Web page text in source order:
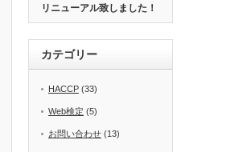
リニューアル致しました！
カテゴリー
HACCP (33)
Web検定 (5)
お問い合わせ (13)